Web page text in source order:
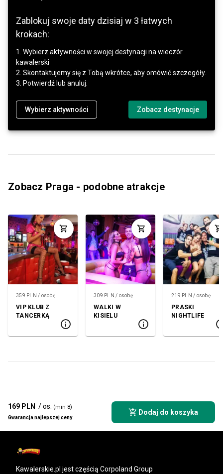
Zablokuj swoje daty dzisiaj w 3 łatwych
krokach:
1. Wybierz aktywności w swojej destynacji na wieczór
kawalerski
2. Skontaktujemy się z Tobą wkrótce, aby omówić szczegóły.
3. Potwierdź lub anuluj.
Wybierz aktywności Zobacz destynacje
Zobacz Praga - podobne atrakcje
359 PLN / osobę
VIP KLUB Z
TANCERKĄ
309 PLN / osobę
WALKI W
KISIELU
219 PLN / osobę
PRASKI
NIGHTLIFE
169 PLN / os. (min 8)
Gwarancja najlepszej ceny
Dodaj do koszyka
kawalerskie.pl jest częścią Corpoland Group